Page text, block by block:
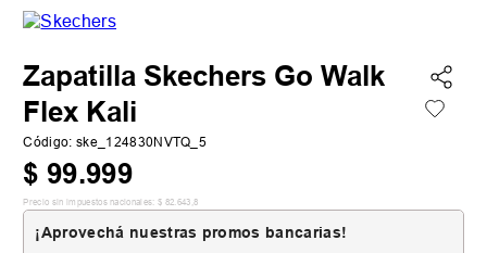
Zapatilla Skechers Go Walk
Flex Kali
Código: ske_124830NVTQ_5
$ 99.999
Precio sin impuestos nacionales: $ 82.643 ,8
¡Aprovechá nuestras promos bancarias!